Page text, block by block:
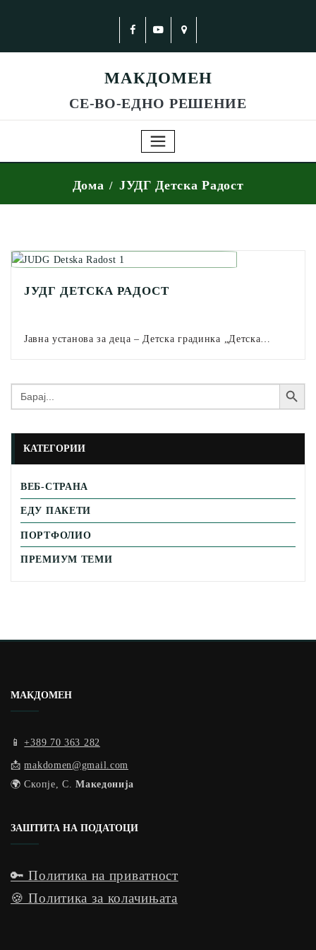
МАКДОМЕН
СЕ-ВО-ЕДНО РЕШЕНИЕ
Дома ЈУДГ Детска Радост
ЈУДГ ДЕТСКА РАДОСТ
Јавна установа за деца – Детска градинка „Детска…
Search
for:
Search Button
КАТЕГОРИИ
ВЕБ-СТРАНА
ЕДУ ПАКЕТИ
ПОРТФОЛИО
ПРЕМИУМ ТЕМИ
МАКДОМЕН
📱+389 70 363 282
📩makdomen@gmail.com
🌍 Скопје, С.Македонија
ЗАШТИТА НА ПОДАТОЦИ
🔑 Политика на приватност
🍪 Политика за колачињата